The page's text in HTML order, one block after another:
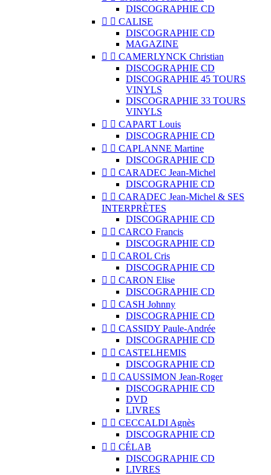
DISCOGRAPHIE CD
  CALISE
DISCOGRAPHIE CD
MAGAZINE
  CAMERLYNCK Christian
DISCOGRAPHIE CD
DISCOGRAPHIE 45 TOURS
VINYLS
DISCOGRAPHIE 33 TOURS
VINYLS
  CAPART Louis
DISCOGRAPHIE CD
  CAPLANNE Martine
DISCOGRAPHIE CD
  CARADEC Jean-Michel
DISCOGRAPHIE CD
  CARADEC Jean-Michel & SES
INTERPRÈTES
DISCOGRAPHIE CD
  CARCO Francis
DISCOGRAPHIE CD
  CAROL Cris
DISCOGRAPHIE CD
  CARON Elise
DISCOGRAPHIE CD
  CASH Johnny
DISCOGRAPHIE CD
  CASSIDY Paule-Andrée
DISCOGRAPHIE CD
  CASTELHEMIS
DISCOGRAPHIE CD
  CAUSSIMON Jean-Roger
DISCOGRAPHIE CD
DVD
LIVRES
  CECCALDI Agnès
DISCOGRAPHIE CD
  CÉLAB
DISCOGRAPHIE CD
LIVRES